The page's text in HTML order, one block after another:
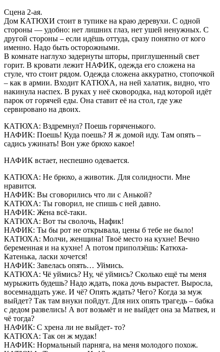
Сцена 2-ая.
Дом КАТЮХИ стоит в тупике на краю деревухи. С одной
стороны — удобно: нет лишних глаз, нет ушей ненужных. С
другой стороны – если идёшь оттуда, сразу понятно от кого
именно. Надо быть осторожными.
В комнате наглухо задернуты шторы, приглушенный свет
горит. В кровати лежит НАФИК, одежда его сложена на
стуле, что стоит рядом. Одежда сложена аккуратно, стопочкой
– как в армии. Входит КАТЮХА, на ней халатик, видно, что
накинула наспех. В руках у неё сковородка, над которой идёт
парок от горячей еды. Она ставит её на стол, где уже
сервировано на двоих.
КАТЮХА: Вздремнул? Поешь горяченького.
НАФИК: Поешь! Куда поешь? Я ж домой иду. Там опять –
садись ужинать! Вон уже брюхо какое!
НАФИК встает, неспешно одевается.
КАТЮХА: Не брюхо, а животик. Для солидности. Мне
нравится.
НАФИК: Вы сговорились что ли с Анькой?
КАТЮХА: Ты говорил, не спишь с ней давно.
НАФИК: Жена всё-таки.
КАТЮХА: Вот ты сволочь, Нафик!
НАФИК: Ты бы рот не открывала, цены б тебе не было!
КАТЮХА: Молчи, женщина! Твоё место на кухне! Вечно
беременная и на кухне! А потом приползёшь: Катюха-
Катенька, ласки хочется!
НАФИК: Завелась опять… Уймись.
КАТЮХА: Чё уймись? Ну, чё уймись? Сколько ещё ты меня
мурыжить будешь? Надо ждать, пока дочь вырастет. Выросла,
восемнадцать уже. И чё? Опять ждать? Чего? Когда за муж
выйдет? Так там внуки пойдут. Для них опять трагедь – бабка
с дедом развелись! А вот возьмёт и не выйдет она за Матвея, и
чё тогда?
НАФИК: С хрена ли не выйдет- то?
КАТЮХА: Так он ж мудак!
НАФИК: Нормальный парняга, на меня молодого похож.